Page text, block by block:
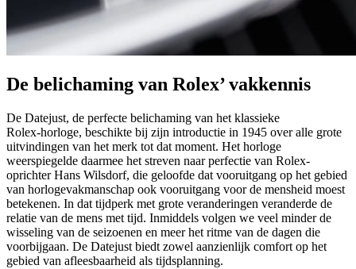
De belichaming van Rolex’ vakkennis
De Datejust, de perfecte belichaming van het klassieke
Rolex‑horloge, beschikte bij zijn introductie in 1945 over alle grote
uitvindingen van het merk tot dat moment. Het horloge
weerspiegelde daarmee het streven naar perfectie van Rolex-
oprichter Hans Wilsdorf, die geloofde dat vooruitgang op het gebied
van horlogevakmanschap ook vooruitgang voor de mensheid moest
betekenen. In dat tijdperk met grote veranderingen veranderde de
relatie van de mens met tijd. Inmiddels volgen we veel minder de
wisseling van de seizoenen en meer het ritme van de dagen die
voorbijgaan. De Datejust biedt zowel aanzienlijk comfort op het
gebied van afleesbaarheid als tijdsplanning.